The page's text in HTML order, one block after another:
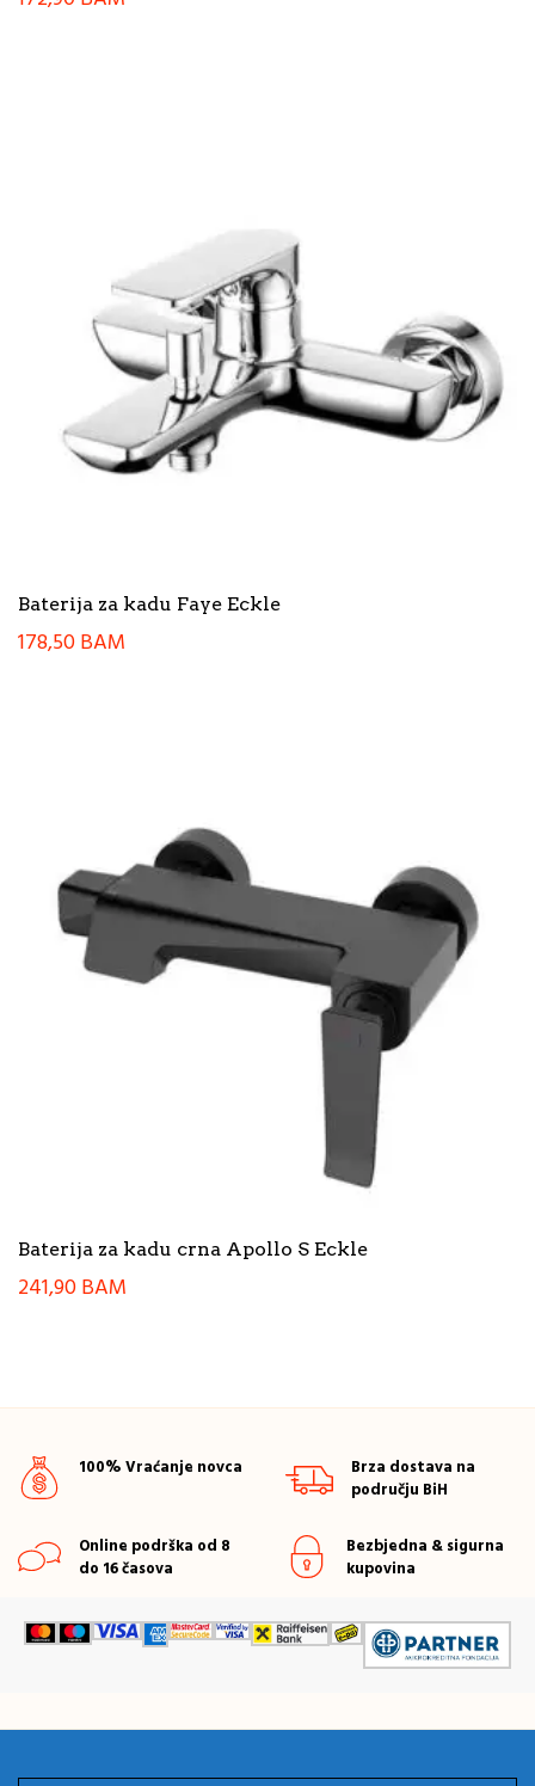
Baterija za kadu Faye Eckle
178,50BAM
Baterija za kadu crna Apollo S Eckle
241,90BAM
100% Vraćanje novca
Brza dostava na
području BiH
Online podrška od 8
do 16 časova
Bezbjedna & sigurna
kupovina